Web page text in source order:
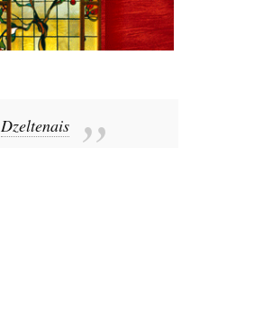
Dzeltenais